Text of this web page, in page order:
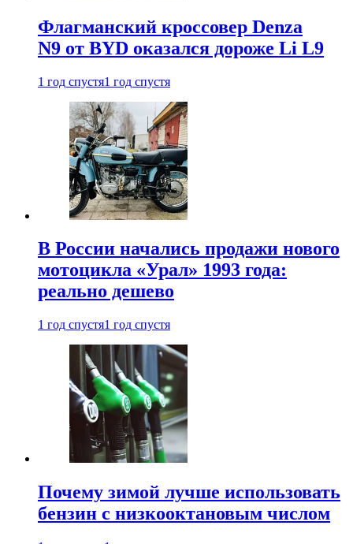
Флагманский кроссовер Denza
N9 от BYD оказался дороже Li L9
1 год спустя1 год спустя
В России начались продажи нового
мотоцикла «Урал» 1993 года:
реально дешево
1 год спустя1 год спустя
Почему зимой лучше использовать
бензин с низкооктановым числом